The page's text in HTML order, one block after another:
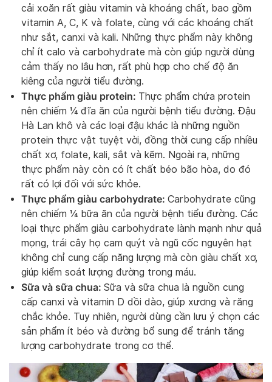
cải xoăn rất giàu vitamin và khoáng chất, bao gồm
vitamin A, C, K và folate, cùng với các khoáng chất
như sắt, canxi và kali. Những thực phẩm này không
chỉ ít calo và carbohydrate mà còn giúp người dùng
cảm thấy no lâu hơn, rất phù hợp cho chế độ ăn
kiêng của người tiểu đường.
Thực phẩm giàu protein: Thực phẩm chứa protein
nên chiếm ¼ đĩa ăn của người bệnh tiểu đường. Đậu
Hà Lan khô và các loại đậu khác là những nguồn
protein thực vật tuyệt vời, đồng thời cung cấp nhiều
chất xơ, folate, kali, sắt và kẽm. Ngoài ra, những
thực phẩm này còn có ít chất béo bão hòa, do đó
rất có lợi đối với sức khỏe.
Thực phẩm giàu carbohydrate: Carbohydrate cũng
nên chiếm ¼ bữa ăn của người bệnh tiểu đường. Các
loại thực phẩm giàu carbohydrate lành mạnh như quả
mọng, trái cây họ cam quýt và ngũ cốc nguyên hạt
không chỉ cung cấp năng lượng mà còn giàu chất xơ,
giúp kiểm soát lượng đường trong máu.
Sữa và sữa chua: Sữa và sữa chua là nguồn cung
cấp canxi và vitamin D dồi dào, giúp xương và răng
chắc khỏe. Tuy nhiên, người dùng cần lưu ý chọn các
sản phẩm ít béo và đường bổ sung để tránh tăng
lượng carbohydrate trong cơ thể.